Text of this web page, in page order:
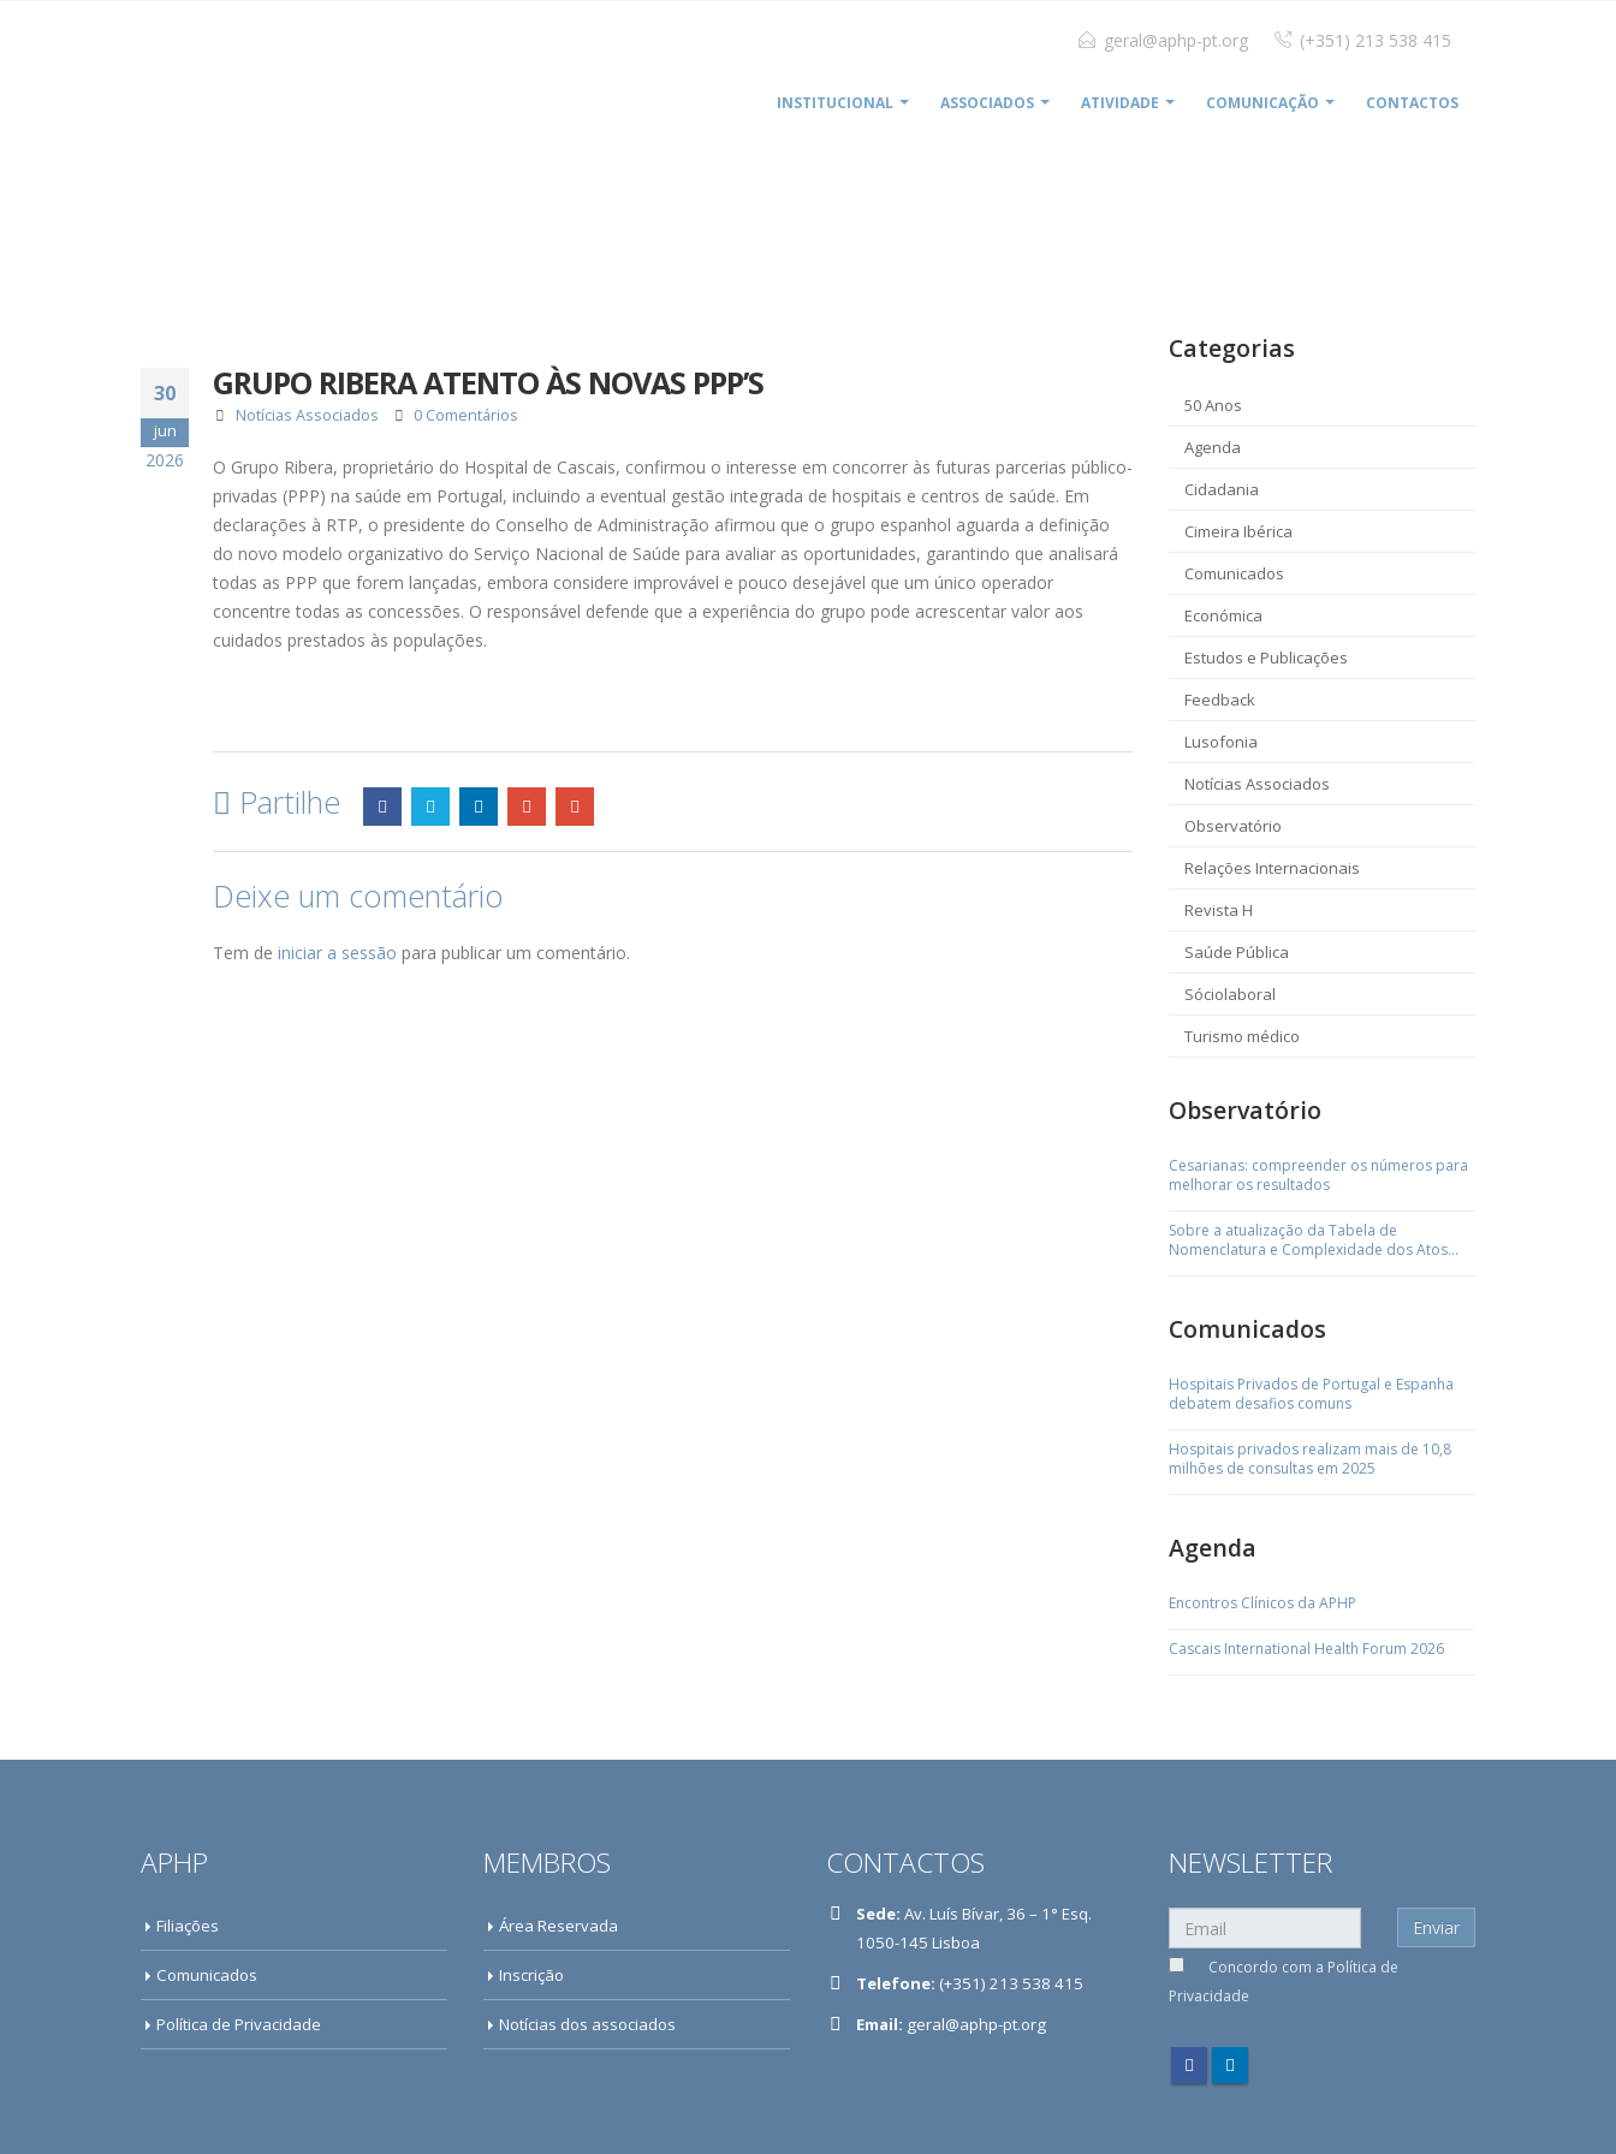
geral@aphp-pt.org (+351) 213 538 415
INSTITUCIONAL ASSOCIADOS ATIVIDADE COMUNICAÇÃO CONTACTOS
30
jun
2026
GRUPO RIBERA ATENTO ÀS NOVAS PPP’S
Notícias Associados 0 Comentários
O Grupo Ribera, proprietário do Hospital de Cascais, confirmou o interesse em concorrer às futuras parcerias público-
privadas (PPP) na saúde em Portugal, incluindo a eventual gestão integrada de hospitais e centros de saúde. Em
declarações à RTP, o presidente do Conselho de Administração afirmou que o grupo espanhol aguarda a definição
do novo modelo organizativo do Serviço Nacional de Saúde para avaliar as oportunidades, garantindo que analisará
todas as PPP que forem lançadas, embora considere improvável e pouco desejável que um único operador
concentre todas as concessões. O responsável defende que a experiência do grupo pode acrescentar valor aos
cuidados prestados às populações.
Partilhe
Deixe um comentário
Tem de iniciar a sessão para publicar um comentário.
Categorias
50 Anos
Agenda
Cidadania
Cimeira Ibérica
Comunicados
Económica
Estudos e Publicações
Feedback
Lusofonia
Notícias Associados
Observatório
Relações Internacionais
Revista H
Saúde Pública
Sóciolaboral
Turismo médico
Observatório
Cesarianas: compreender os números para
melhorar os resultados
Sobre a atualização da Tabela de
Nomenclatura e Complexidade dos Atos
Comunicados
Hospitais Privados de Portugal e Espanha
debatem desafios comuns
Hospitais privados realizam mais de 10,8
milhões de consultas em 2025
Agenda
Encontros Clínicos da APHP
Cascais International Health Forum 2026
APHP
Filiações
Comunicados
Política de Privacidade
MEMBROS
Área Reservada
Inscrição
Notícias dos associados
CONTACTOS
Sede: Av. Luís Bívar, 36 – 1° Esq.
1050-145 Lisboa
Telefone: (+351) 213 538 415
Email: geral@aphp-pt.org
NEWSLETTER
Concordo com a Política de
Privacidade